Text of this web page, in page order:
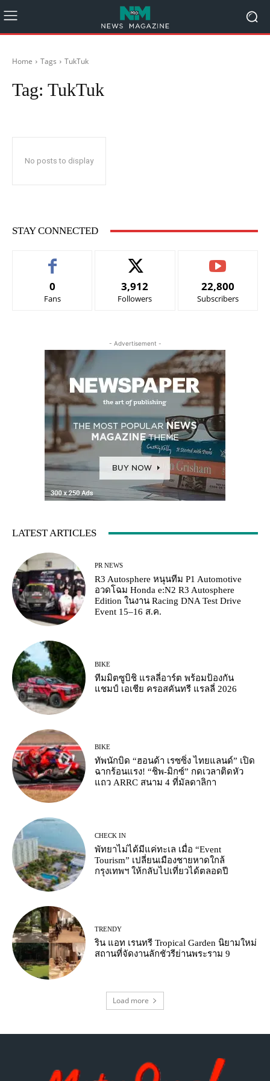
Home Tags TukTuk
Tag: TukTuk
No posts to display
STAY CONNECTED
0
Fans
3,912
Followers
22,800
Subscribers
- Advertisement -
LATEST ARTICLES
PR NEWS
R3 Autosphere หนุนทีม P1 Automotive
อวดโฉม Honda e:N2 R3 Autosphere
Edition ในงาน Racing DNA Test Drive
Event 15–16 ส.ค.
BIKE
ทีมมิตซูบิชิ แรลลี่อาร์ต พร้อมป้องกัน
แชมป์ เอเชีย ครอสคันทรี แรลลี่ 2026
BIKE
ทัพนักบิด “ฮอนด้า เรซซิ่ง ไทยแลนด์” เปิด
ฉากร้อนแรง! “ชิพ-มิกซ์” กดเวลาติดหัว
แถว ARRC สนาม 4 ที่มัลดาลิกา
CHECK IN
พัทยาไม่ได้มีแค่ทะเล เมื่อ “Event
Tourism” เปลี่ยนเมืองชายหาดใกล้
กรุงเทพฯ ให้กลับไปเที่ยวได้ตลอดปี
TRENDY
ริน แอท เรนทรี Tropical Garden นิยามใหม่
สถานที่จัดงานลักชัวรีย่านพระราม 9
Load more